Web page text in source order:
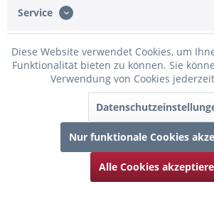
Folgende Infos zum Hersteller sind
Zubehör 3
Kunden kauften auch
Service
Diese Website verwendet Cookies, um
Funktionalität bieten zu können. Sie
Verwendung von Cookies jederzeit
Nur funktionale Cookies
Alle Cookies